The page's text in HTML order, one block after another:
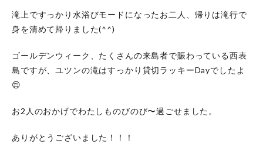
滝上ですっかり水浴びモードになったお二人、帰りは滝行で
身を清めて帰りました(^^)
ゴールデンウィーク、たくさんの来島者で賑わっている西表
島ですが、ユツンの滝はすっかり貸切ラッキーDayでしたよ
😌
お2人のおかげでわたしものびのび〜過ごせました。
ありがとうございました！！！